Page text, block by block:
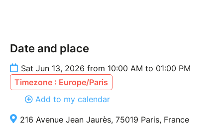
Date and place
Sat Jun 13, 2026 from 10:00 AM to 01:00 PM
Timezone : Europe/Paris
Add to my calendar
216 Avenue Jean Jaurès, 75019 Paris, France